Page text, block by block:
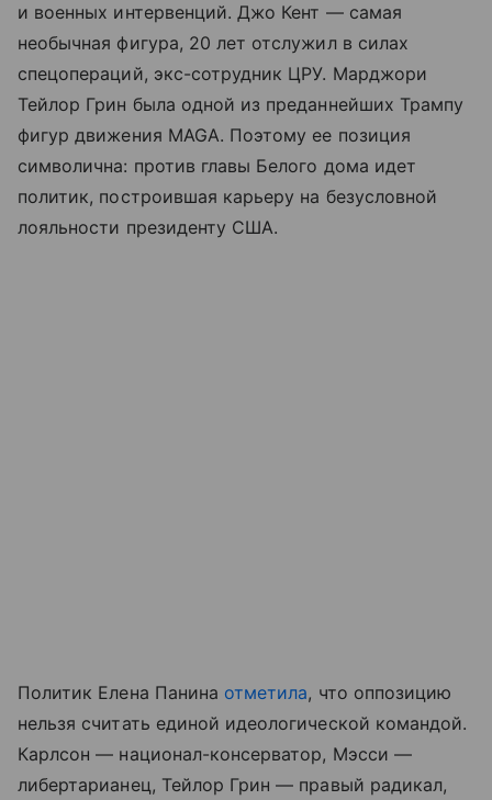
и военных интервенций. Джо Кент — самая
необычная фигура, 20 лет отслужил в силах
спецопераций, экс-сотрудник ЦРУ. Марджори
Тейлор Грин была одной из преданнейших Трампу
фигур движения MAGA. Поэтому ее позиция
символична: против главы Белого дома идет
политик, построившая карьеру на безусловной
лояльности президенту США.
Политик Елена Панина отметила, что оппозицию
нельзя считать единой идеологической командой.
Карлсон — национал-консерватор, Мэсси —
либертарианец, Тейлор Грин — правый радикал,